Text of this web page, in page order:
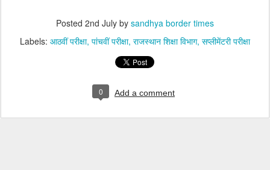
Posted 2nd July by sandhya border times
Labels: आठवीं परीक्षा पांचवीं परीक्षा राजस्थान शिक्षा विभाग सप्लीमेंटरी परीक्षा
0 Add a comment